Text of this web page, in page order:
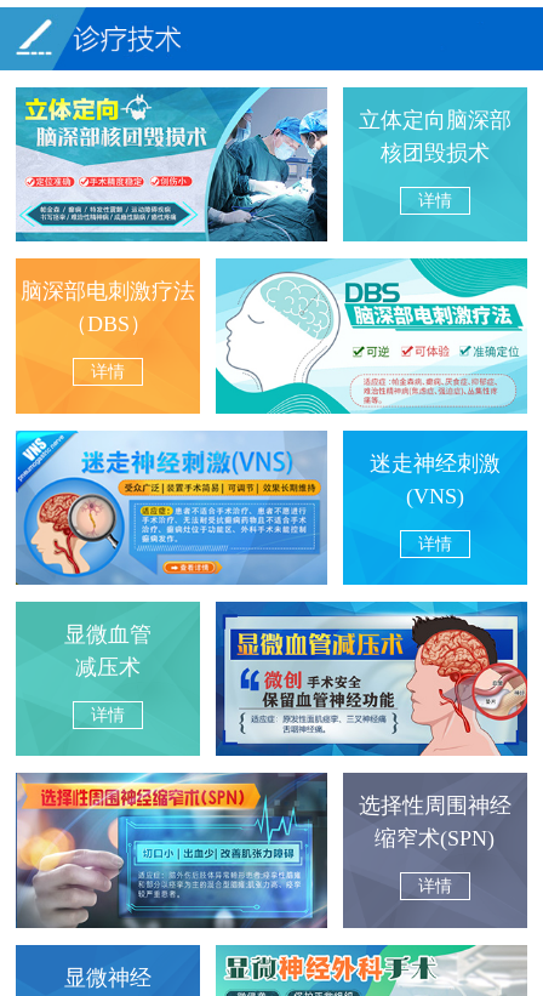
立体定向脑深部
核团毁损术
详情
脑深部电刺激疗法
（DBS）
详情
迷走神经刺激
(VNS)
详情
显微血管
减压术
详情
选择性周围神经
缩窄术(SPN)
详情
显微神经